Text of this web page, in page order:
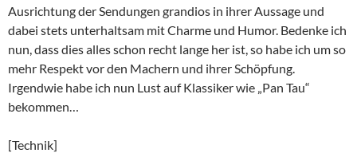
Ausrichtung der Sendungen grandios in ihrer Aussage und
dabei stets unterhaltsam mit Charme und Humor. Bedenke ich
nun, dass dies alles schon recht lange her ist, so habe ich um so
mehr Respekt vor den Machern und ihrer Schöpfung.
Irgendwie habe ich nun Lust auf Klassiker wie „Pan Tau“
bekommen…
[Technik]